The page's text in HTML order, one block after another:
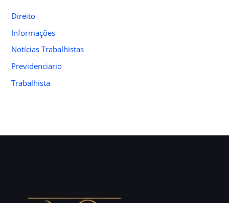
o
r
:
Direito
Informações
Notícias Trabalhistas
Previdenciario
Trabalhista